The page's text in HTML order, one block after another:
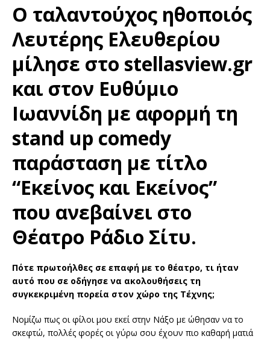
Ο ταλαντούχος ηθοποιός
Λευτέρης Ελευθερίου
μίλησε στο stellasview.gr
και στον Ευθύμιο
Ιωαννίδη με αφορμή τη
stand up comedy
παράσταση με τίτλο
“Εκείνος και Εκείνος”
που ανεβαίνει στο
Θέατρο Ράδιο Σίτυ.
Πότε πρωτοήλθες σε επαφή με το θέατρο, τι ήταν
αυτό που σε οδήγησε να ακολουθήσεις τη
συγκεκριμένη πορεία στον χώρο της Τέχνης;
Νομίζω πως οι φίλοι μου εκεί στην Νάξο με ώθησαν να το
σκεφτώ, πολλές φορές οι γύρω σου έχουν πιο καθαρή ματιά